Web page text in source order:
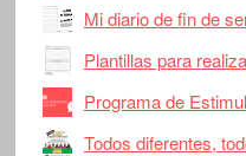
Mi diario de fin de
Plantillas para
Programa de
Todos diferentes,